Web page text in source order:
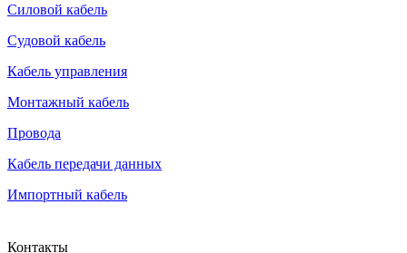
Силовой кабель
Судовой кабель
Кабель управления
Монтажный кабель
Провода
Кабель передачи данных
Импортный кабель
Контакты